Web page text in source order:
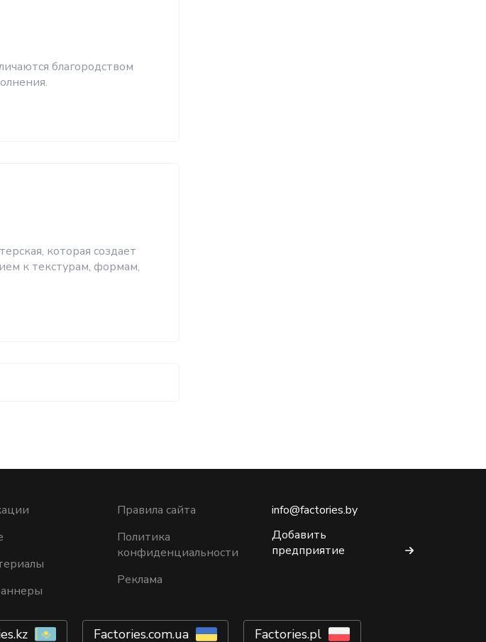
благородством
которая создает
к текстурам, формам,
Правила сайта
Политика
конфиденциальности
Реклама
info@factories.by
Добавить
предприятие
Factories.com.ua Factories.pl